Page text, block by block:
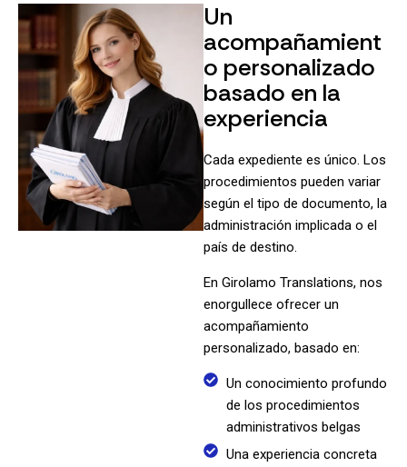
Un
acompañamient
o personalizado
basado en la
experiencia
Cada expediente es único. Los
procedimientos pueden variar
según el tipo de documento, la
administración implicada o el
país de destino.
En Girolamo Translations, nos
enorgullece ofrecer un
acompañamiento
personalizado, basado en:
Un conocimiento profundo
de los procedimientos
administrativos belgas
Una experiencia concreta